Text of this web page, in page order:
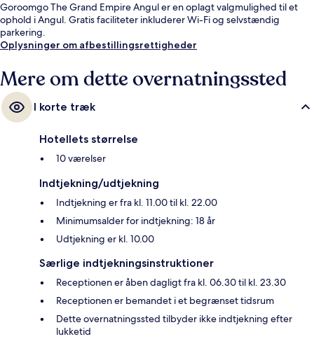
Goroomgo The Grand Empire Angul er en oplagt valgmulighed til et
ophold i Angul. Gratis faciliteter inkluderer Wi-Fi og selvstændig
parkering.
Oplysninger om afbestillingsrettigheder
Mere om dette overnatningssted
I korte træk
Hotellets størrelse
10 værelser
Indtjekning/udtjekning
Indtjekning er fra kl. 11.00 til kl. 22.00
Minimumsalder for indtjekning: 18 år
Udtjekning er kl. 10.00
Særlige indtjekningsinstruktioner
Receptionen er åben dagligt fra kl. 06.30 til kl. 23.30
Receptionen er bemandet i et begrænset tidsrum
Dette overnatningssted tilbyder ikke indtjekning efter
lukketid